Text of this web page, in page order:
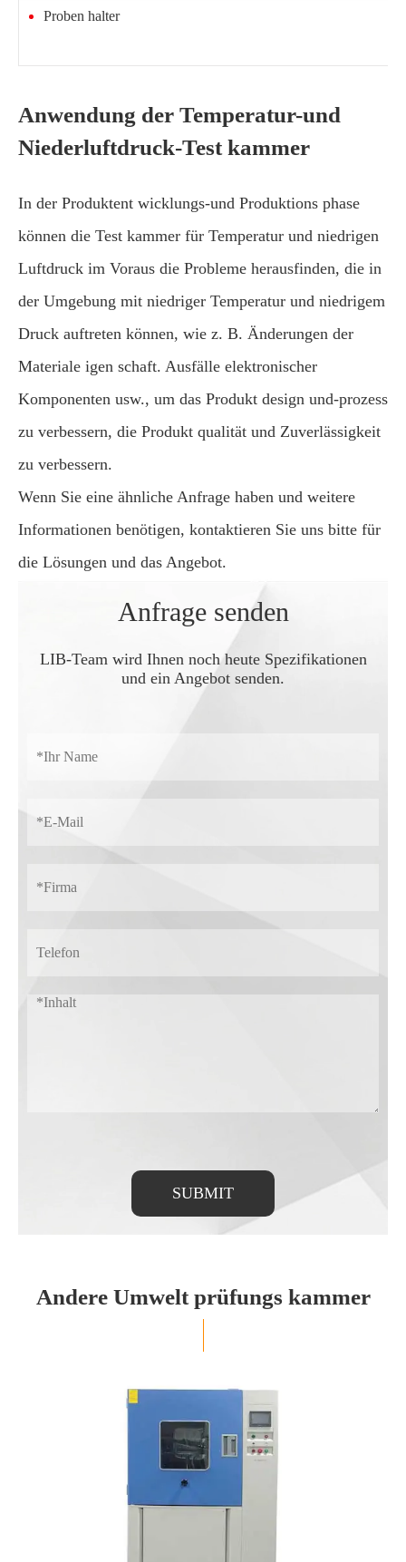
Proben halter
Anwendung der Temperatur-und
Niederluftdruck-Test kammer
In der Produktent wicklungs-und Produktions phase
können die Test kammer für Temperatur und niedrigen
Luftdruck im Voraus die Probleme herausfinden, die in
der Umgebung mit niedriger Temperatur und niedrigem
Druck auftreten können, wie z. B. Änderungen der
Materiale igen schaft. Ausfälle elektronischer
Komponenten usw., um das Produkt design und-prozess
zu verbessern, die Produkt qualität und Zuverlässigkeit
zu verbessern.
Wenn Sie eine ähnliche Anfrage haben und weitere
Informationen benötigen, kontaktieren Sie uns bitte für
die Lösungen und das Angebot.
Anfrage senden
LIB-Team wird Ihnen noch heute Spezifikationen
und ein Angebot senden.
SUBMIT
Andere Umwelt prüfungs kammer